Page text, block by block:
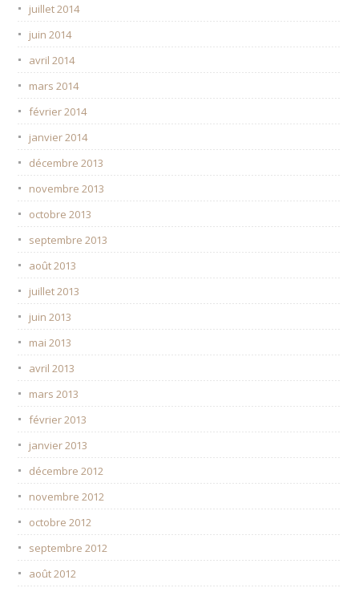
juillet 2014
juin 2014
avril 2014
mars 2014
février 2014
janvier 2014
décembre 2013
novembre 2013
octobre 2013
septembre 2013
août 2013
juillet 2013
juin 2013
mai 2013
avril 2013
mars 2013
février 2013
janvier 2013
décembre 2012
novembre 2012
octobre 2012
septembre 2012
août 2012